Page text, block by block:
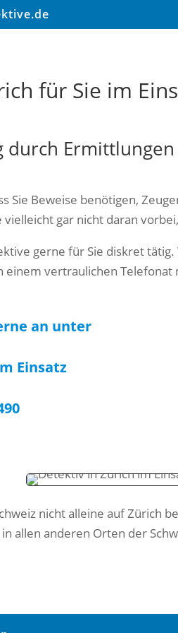
für Sie im
Sie Beweise benötigen,
gar nicht daran
gerne für Sie diskret
einem vertraulichen Telefonat
an unter
Einsatz
nicht alleine auf Zürich
allen anderen Orten der